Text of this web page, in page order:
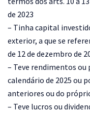
de 2023
– Tinha capital
exterior, a que se
de 12 de dezembro de
– Teve rendimentos
calendário de 2025 ou
anteriores ou do
– Teve lucros ou